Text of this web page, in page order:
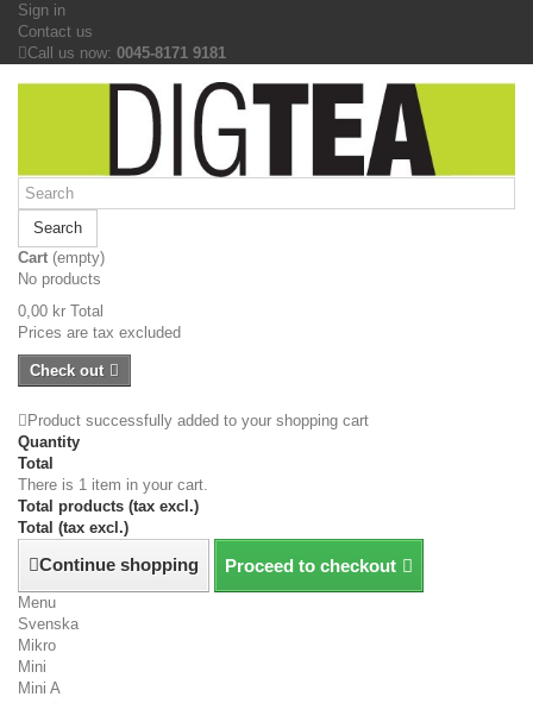
Sign in
Contact us
Call us now: 0045-8171 9181
Search
Cart (empty)
No products
0,00 kr Total
Prices are tax excluded
Check out
Product successfully added to your shopping cart
Quantity
Total
There is 1 item in your cart.
Total products (tax excl.)
Total (tax excl.)
Continue shopping Proceed to checkout
Menu
Svenska
Mikro
Mini
Mini A